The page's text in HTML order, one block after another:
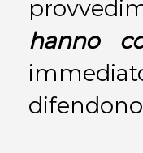
hanno